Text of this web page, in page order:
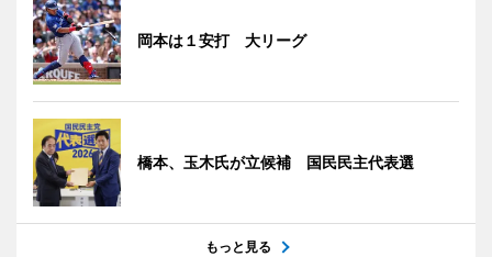
岡本は１安打 大リーグ
橋本、玉木氏が立候補 国民民主代表選
もっと見る